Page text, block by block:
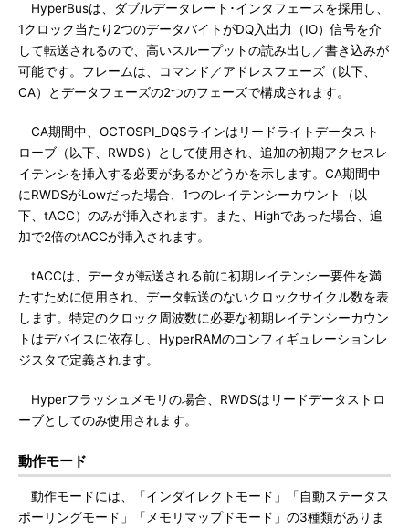
HyperBusは、ダブルデータレート･インタフェースを採用し、
1クロック当たり2つのデータバイトがDQ入出力（IO）信号を介
して転送されるので、高いスループットの読み出し／書き込みが
可能です。フレームは、コマンド／アドレスフェーズ（以下、
CA）とデータフェーズの2つのフェーズで構成されます。
CA期間中、OCTOSPI_DQSラインはリードライトデータスト
ローブ（以下、RWDS）として使用され、追加の初期アクセスレ
イテンシを挿入する必要があるかどうかを示します。CA期間中
にRWDSがLowだった場合、1つのレイテンシーカウント（以
下、tACC）のみが挿入されます。また、Highであった場合、追
加で2倍のtACCが挿入されます。
tACCは、データが転送される前に初期レイテンシー要件を満
たすために使用され、データ転送のないクロックサイクル数を表
します。特定のクロック周波数に必要な初期レイテンシーカウン
トはデバイスに依存し、HyperRAMのコンフィギュレーションレ
ジスタで定義されます。
Hyperフラッシュメモリの場合、RWDSはリードデータストロ
ーブとしてのみ使用されます。
動作モード
動作モードには、「インダイレクトモード」「自動ステータス
ポーリングモード」「メモリマップドモード」の3種類がありま